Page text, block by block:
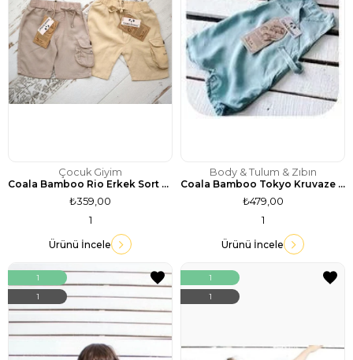
Çocuk Giyim
Coala Bamboo Rio Erkek Sort Tencel Kumaş / Limon
1
₺359,00
Ürünü İncele
Body & Tulum & Zıbın
Coala Bamboo Tokyo Kruvaze Tulum Tencel Kumaş / Mint
1
₺479,00
Ürünü İncele
1
1
1
1